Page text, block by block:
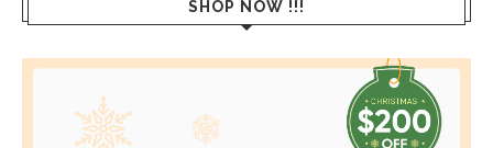
SHOP NOW !!!